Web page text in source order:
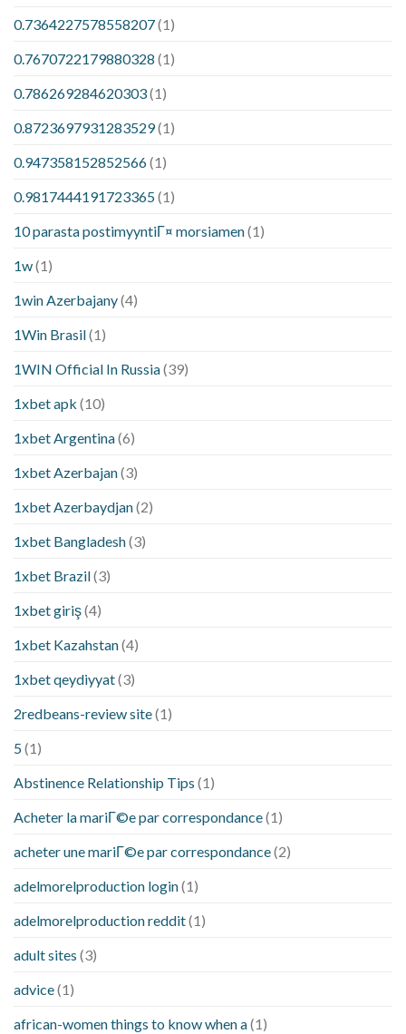
0.7364227578558207(1)
0.7670722179880328 (1)
0.786269284620303(1)
0.8723697931283529(1)
0.947358152852566(1)
0.9817444191723365(1)
10 parasta postimyyntiГ¤ morsiamen(1)
1w(1)
1win Azerbajany(4)
1Win Brasil(1)
1WIN Official In Russia(39)
1xbet apk (10)
1xbet Argentina(6)
1xbet Azerbajan(3)
1xbet Azerbaydjan(2)
1xbet Bangladesh(3)
1xbet Brazil(3)
1xbet giriş(4)
1xbet Kazahstan(4)
1xbet qeydiyyat(3)
2redbeans-review site(1)
5(1)
Abstinence Relationship Tips (1)
Acheter la mariГ©e par correspondance(1)
acheter une mariГ©e par correspondance(2)
adelmorelproduction login(1)
adelmorelproduction reddit(1)
adult sites (3)
advice(1)
african-women things to know when a(1)